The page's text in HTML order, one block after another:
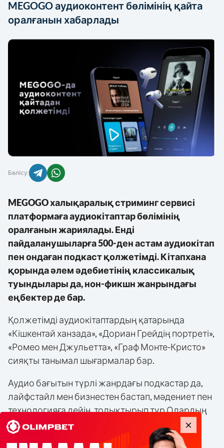
MEGOGO аудиоконтент бөлімінің қайта
оралғанын хабарлады
Бөлісу:
MEGOGO халықаралық стриминг сервисі
платформаға аудиокітаптар бөлімінің
оралғанын жариялады. Енді
пайдаланушыларға 500-ден астам аудиокітап
пен ондаған подкаст қолжетімді. Кітапхана
қорында әлем әдебиетінің классикалық
туындылары да, нон-фикшн жанрындағы
еңбектер де бар.
Қолжетімді аудиокітаптардың қатарында
«Кішкентай ханзада», «Дориан Грейдің портреті»,
«Ромео мен Джульетта», «Граф Монте-Кристо»
сияқты танымал шығармалар бар.
Аудио бағытын түрлі жанрдағы подкастар да,
лайфстайл мен бизнестен бастап, мәдениет пен
технологияға дейін, толықтырып тұр Олардың
ішінде «Замандас подкаст», «Quraq Podcast»,
«Ханкаст» және өзге де жобалар бар.
КҮРЕС
ММА/UFC
ЖЕҢІЛ АТЛЕТИКА
ТІКЕЛЕЙ ЭФИРЛЕР